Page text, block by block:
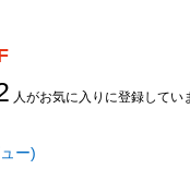
人がお気に入りに登録してい
ー)